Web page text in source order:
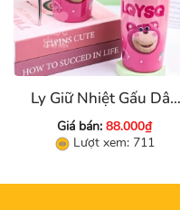
Ly Giữ Nhiệt Gấu Dâu
LoSto 450ml
Giá bán: 88.000₫
Lượt xem: 711